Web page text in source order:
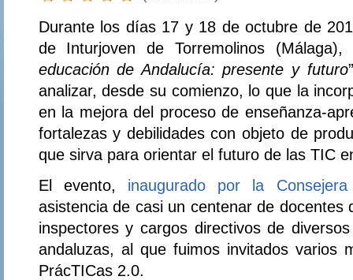
Durante los días 17 y 18 de octubre de
de Inturjoven de Torremolinos
educación de Andalucía: presente y futuro
analizar, desde su comienzo, lo que la
en la mejora del proceso de enseñanza-
fortalezas y debilidades con objeto de
que sirva para orientar el futuro de las TIC
El evento, inaugurado por la
asistencia de casi un centenar de docentes
inspectores y cargos directivos de
andaluzas, al que fuimos invitados varios
PrácTICas 2.0.